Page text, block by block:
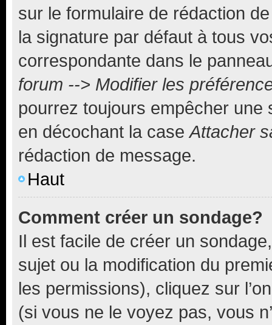
sur le formulaire de rédaction
la signature par défaut à tous
correspondante dans le
forum --> Modifier les
pourrez toujours empêcher une
en décochant la caseAttacher
rédaction de message.
Haut
Comment créer un sondage?
Il est facile de créer un
sujet ou la modification du
les permissions), cliquez sur
(si vous ne le voyez pas, vous